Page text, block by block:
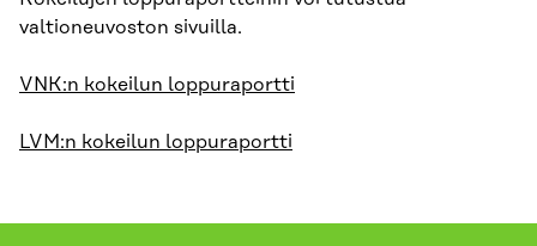
valtioneuvoston sivuilla.
VNK:n kokeilun loppuraportti
LVM:n kokeilun loppuraportti